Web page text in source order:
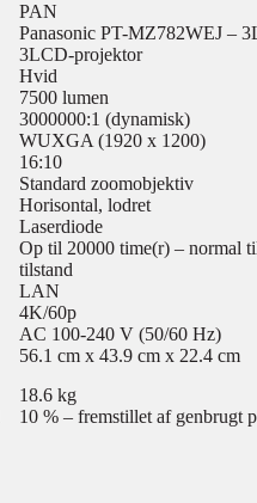
PAN
Panasonic PT-MZ782WEJ –
3LCD-projektor
Hvid
7500 lumen
3000000:1 (dynamisk)
WUXGA (1920 x 1200)
16:10
Standard zoomobjektiv
Horisontal, lodret
Laserdiode
Op til 20000 time(r) – normal
tilstand
LAN
4K/60p
AC 100-240 V (50/60 Hz)
56.1 cm x 43.9 cm x 22.4 cm
18.6 kg
10 % – fremstillet af genbrugt